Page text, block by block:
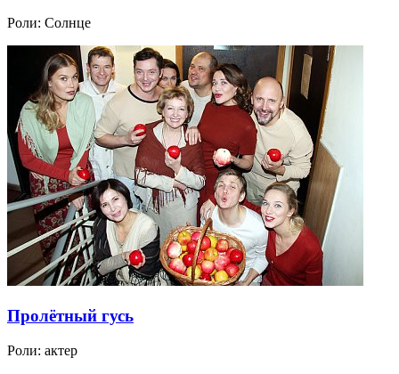
Роли: Солнце
Пролётный гусь
Роли: актер